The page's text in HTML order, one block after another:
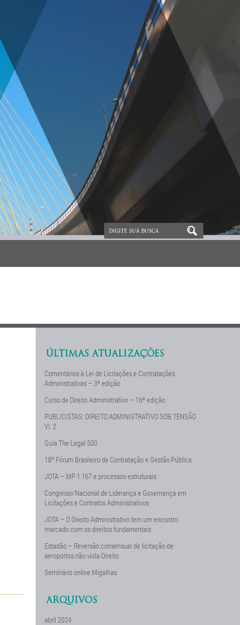
ÚLTIMAS ATUALIZAÇÕES
Comentários à Lei de Licitações e Contratações
Administrativas – 3ª edição
Curso de Direito Administrativo – 16ª edição
PUBLICISTAS: DIREITO ADMINISTRATIVO SOB TENSÃO
Vl. 2
Guia The Legal 500
18º Fórum Brasileiro de Contratação e Gestão Pública
JOTA – MP 1.167 e processos estruturais
Congresso Nacional de Liderança e Governança em
Licitações e Contratos Administrativos
JOTA – O Direito Administrativo tem um encontro
marcado com os direitos fundamentais
Estadão – Reversão consensual de licitação de
aeroportos não viola Direito
Seminário online Migalhas
ARQUIVOS
abril 2024